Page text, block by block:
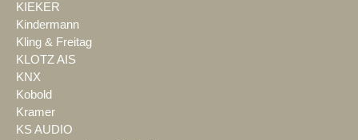
KIEKER
Kindermann
Kling & Freitag
KLOTZ AIS
KNX
Kobold
Kramer
KS AUDIO